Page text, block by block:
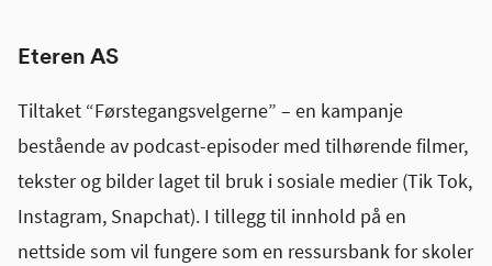
Eteren AS
Tiltaket “Førstegangsvelgerne” – en kampanje
bestående av podcast-episoder med tilhørende filmer,
tekster og bilder laget til bruk i sosiale medier (Tik Tok,
Instagram, Snapchat). I tillegg til innhold på en
nettside som vil fungere som en ressursbank for skoler